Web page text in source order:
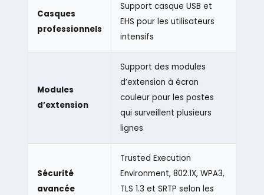
Casques
professionnels
Support casque USB et
EHS pour les utilisateurs
intensifs
Modules
d’extension
Support des modules
d’extension à écran
couleur pour les postes
qui surveillent plusieurs
lignes
Sécurité
avancée
Trusted Execution
Environment, 802.1X, WPA3,
TLS 1.3 et SRTP selon les